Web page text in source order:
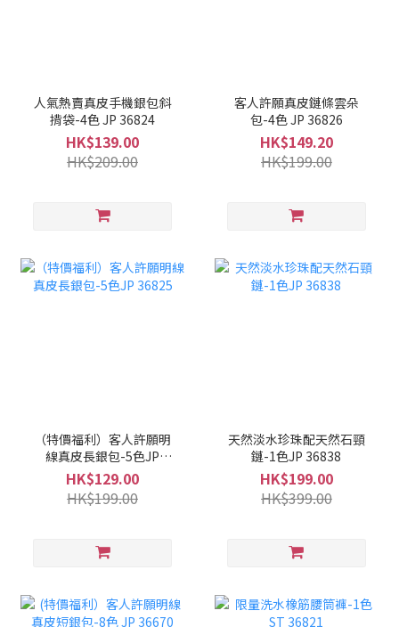
人氣熱賣真皮手機銀包斜
揹袋-4色 JP 36824
HK$139.00
HK$209.00
客人許願真皮鏈條雲朵
包-4色 JP 36826
HK$149.20
HK$199.00
（特價福利）客人許願明
線真皮長銀包-5色JP
36825
HK$129.00
HK$199.00
天然淡水珍珠配天然石頸
鏈-1色JP 36838
HK$199.00
HK$399.00